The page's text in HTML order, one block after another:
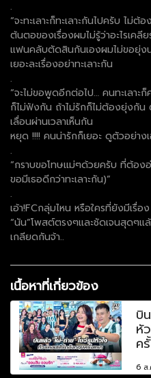
.
“จะทะเลาะก็ทะเลาะกันไปครับ ไ
ต้นตอของเรื่องผมไม่รู้ว่าอะไรเคลี
แฟนคลับตัดสินกันเองผมไม่ขอยุ่ง
เยอะละเรื่องอย่าทะเลาะกัน
.
“จะไม่ขอพูดอีกต่อไป… คนทะเลา
ก็ไม่ฟังกัน ถ้าไม่รักก็ไม่ต้องยุ่งกัน
เลื่อนผ่านเวลาเห็นกัน
หยุด !!!! คนน่ารักก็เยอะ ดูตัวอย่าง
.
“กราบขอโทษแม่ๆด้วยครับ ที่ต้อง
ขอมีเธอดีกว่าทะเลาะกัน)”
.
เอ้า!FCกลุ่มไหน หรือใครที่ยังมีเรื่อง
“นัน”โพสต์ตรงๆและชัดเจนสุดๆแ
เกลียดกันจ้า..
เนื้อหาที่เกี่ยวข้อง
บิ
หั
ค
6 ส